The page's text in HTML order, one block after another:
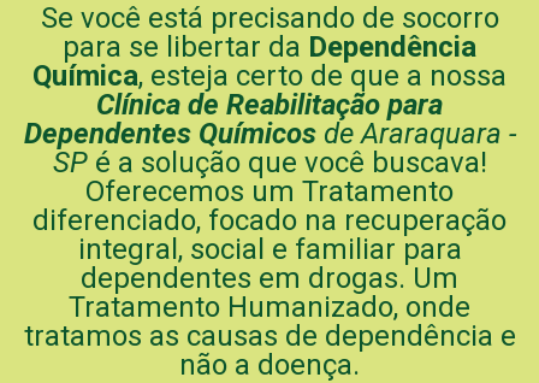
Se você está precisando de socorro
para se libertar da Dependência
Química, esteja certo de que a nossa
Clínica de Reabilitação para
Dependentes Químicosde Araraquara -
SPé a solução que você buscava!
Oferecemos um Tratamento
diferenciado, focado na recuperação
integral, social e familiar para
dependentes em drogas. Um
Tratamento Humanizado, onde
tratamos as causas de dependência e
não a doença.